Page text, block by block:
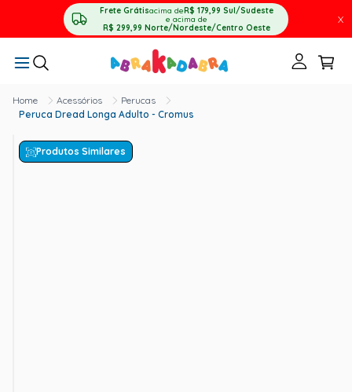
Frete Grátisacima deR$ 179,99 Sul/Sudeste
e acima de
R$ 299,99 Norte/Nordeste/Centro Oeste
X
Acessórios
Perucas
Peruca Dread Longa Adulto - Cromus
Produtos Similares